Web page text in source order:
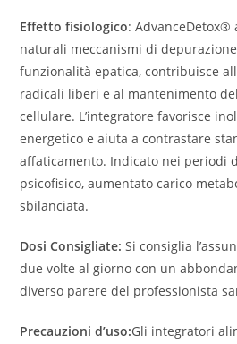
Effetto fisiologico: AdvanceDetox®
naturali meccanismi di
funzionalità epatica, contribuisce
radicali liberi e al mantenimento
cellulare. L’integratore favorisce
energetico e aiuta a contrastare
affaticamento. Indicato nei periodi
psicofisico, aumentato carico
sbilanciata.
Dosi Consigliate:Si consiglia
due volte al giorno con un
diverso parere del professionista
Precauzioni d’uso:Gli integratori